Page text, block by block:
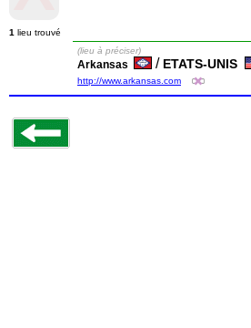
1 lieu trouvé
(lieu à préciser)
Arkansas / ETATS-UNIS
http://www.arkansas.com